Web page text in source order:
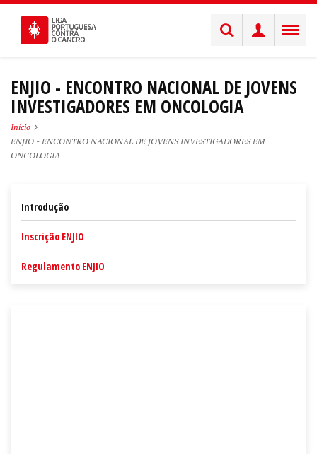
ENJIO - ENCONTRO NACIONAL DE JOVENS
INVESTIGADORES EM ONCOLOGIA
Início
ENJIO - ENCONTRO NACIONAL DE JOVENS INVESTIGADORES EM
ONCOLOGIA
Introdução
Inscrição ENJIO
Regulamento ENJIO